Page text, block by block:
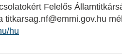
Felelős
titkarsag.nf@emmi.gov.hu
hu